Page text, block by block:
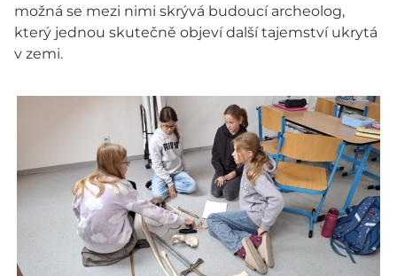
možná se mezi nimi skrývá budoucí archeolog,
který jednou skutečně objeví další tajemství ukrytá
v zemi.